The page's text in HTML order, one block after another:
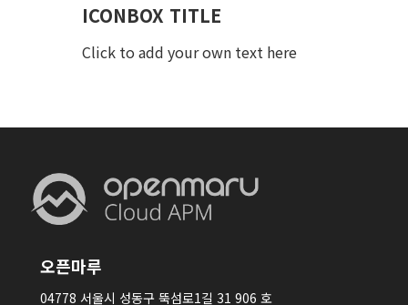
ICONBOX TITLE
Click to add your own text here
오픈마루
04778 서울시 성동구 뚝섬로1길 31 906 호